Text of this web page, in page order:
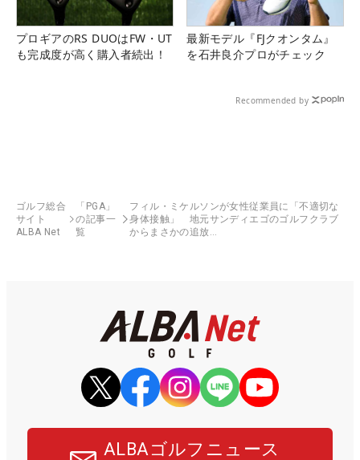
プロギアのRS DUOはFW・UT
も完成度が高く購入者続出！
最新モデル『FJクオンタム』
を石井良介プロがチェック
Recommended by
ゴルフ総合
サイト
ALBA Net
「PGA」
の記事一
覧
フィル・ミケルソンが女性従業員に「不適切な
身体接触」 地元サンディエゴのゴルフクラブ
からまさかの追放…
ALBAゴルフニュース